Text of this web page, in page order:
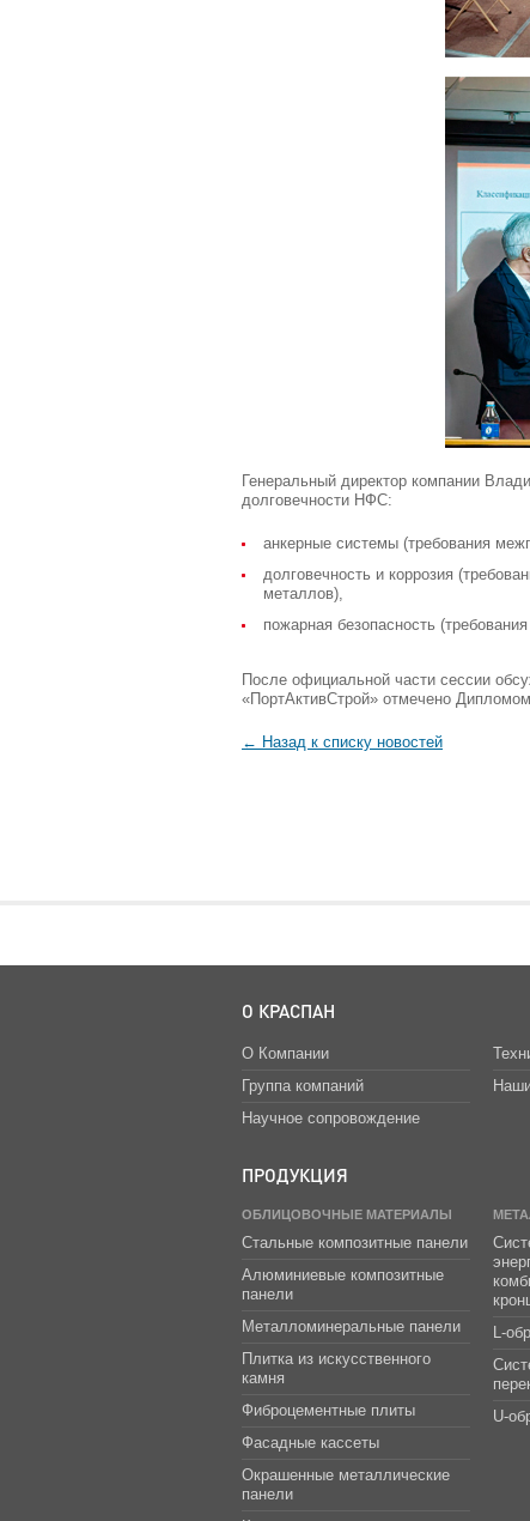
Генеральный директор компании
долговечности НФС:
анкерные системы (требования
долговечность и коррозия
металлов),
пожарная безопасность
После официальной части сессии
«ПортАктивСтрой» отмечено Дипломом
← Назад к списку новостей
О КРАСПАН
О Компании
Группа компаний
Научное сопровождение
ПРОДУКЦИЯ
ОБЛИЦОВОЧНЫЕ МАТЕРИАЛЫ
Стальные композитные панели
Алюминиевые композитные
панели
Металломинеральные панели
Плитка из искусственного
камня
Фиброцементные плиты
Фасадные кассеты
Окрашенные металлические
панели
L-
U-